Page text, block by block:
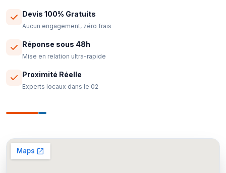
Devis 100% Gratuits
Aucun engagement, zéro frais
Réponse sous 48h
Mise en relation ultra-rapide
Proximité Réelle
Experts locaux dans le 02